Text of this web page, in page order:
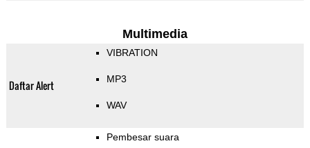
Multimedia
Daftar Alert
VIBRATION
MP3
WAV
Pembesar suara